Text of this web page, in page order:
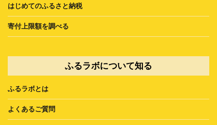
はじめてのふるさと納税
寄付上限額を調べる
ふるラボについて知る
ふるラボとは
よくあるご質問